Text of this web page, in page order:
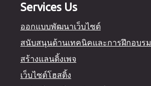
Services Us
ออกแบบพัฒนาเว็บไซต์
สนับสนุนด้านเทคนิคและการฝึกอบรม
สร้างแลนดิ้งเพจ
เว็บไซต์โฮสติ้ง